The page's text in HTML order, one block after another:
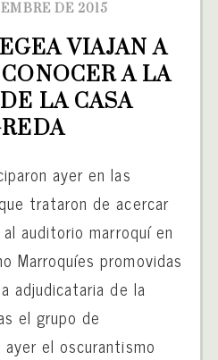
DE 2015
VIAJAN A
A LA
LA CASA
ayer en las
trataron de acercar
auditorio marroquí en
Marroquíes promovidas
adjudicataria de la
el grupo de
el oscurantismo